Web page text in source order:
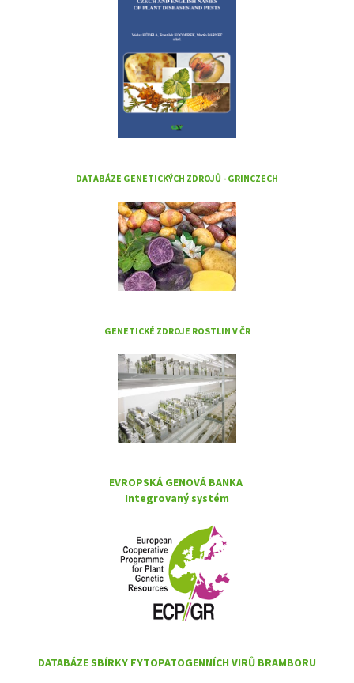
DATABÁZE GENETICKÝCH ZDROJŮ - GRINCZECH
GENETICKÉ ZDROJE ROSTLIN V ČR
EVROPSKÁ GENOVÁ BANKA
Integrovaný systém
DATABÁZE SBÍRKY FYTOPATOGENNÍCH VIRŮ BRAMBORU